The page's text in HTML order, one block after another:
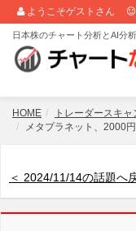
ようこそゲストさん
日本株のチャート分析とAI分析
HOME
トレーダースキャ
メタプラネット、2000
＜ 2024/11/14の話題へ